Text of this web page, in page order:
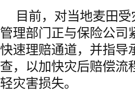
目前，对当地麦田
管理部门正与保险公司
快速理赔通道，并指导
查，以加快灾后赔偿流
轻灾害损失。